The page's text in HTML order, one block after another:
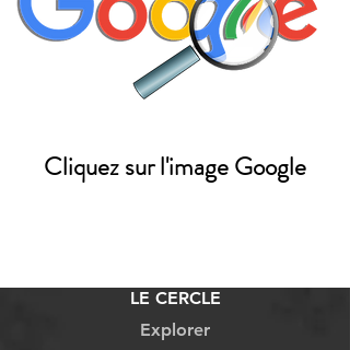
Cliquez sur l'image Google
LE CERCLE
Explorer